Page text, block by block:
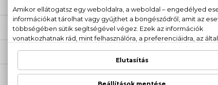
SZÁLLÍTÁS